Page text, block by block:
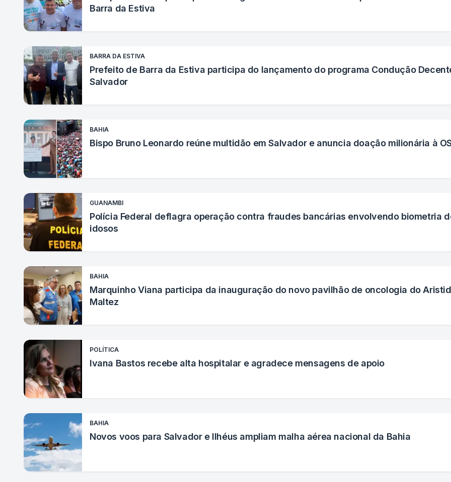
Barra da Estiva
BARRA DA ESTIVA
Prefeito de Barra da Estiva participa do lançamento do programa Condução
Salvador
BAHIA
Bispo Bruno Leonardo reúne multidão em Salvador e anuncia doação milionária à
GUANAMBI
Polícia Federal deflagra operação contra fraudes bancárias envolvendo biometria
idosos
BAHIA
Marquinho Viana participa da inauguração do novo pavilhão de oncologia do
Maltez
POLÍTICA
Ivana Bastos recebe alta hospitalar e agradece mensagens de apoio
BAHIA
Novos voos para Salvador e Ilhéus ampliam malha aérea nacional da Bahia